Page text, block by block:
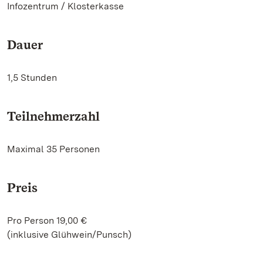
Infozentrum / Klosterkasse
Dauer
1,5 Stunden
Teilnehmerzahl
Maximal 35 Personen
Preis
Pro Person 19,00 €
(inklusive Glühwein/Punsch)